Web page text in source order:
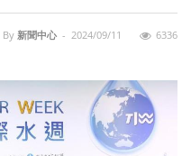
By 新聞中心 - 2024/09/11 6336